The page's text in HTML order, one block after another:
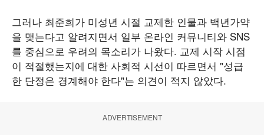
그러나 최준희가 미성년 시절 교제한 인물과 백년가약
을 맺는다고 알려지면서 일부 온라인 커뮤니티와 SNS
를 중심으로 우려의 목소리가 나왔다. 교제 시작 시점
이 적절했는지에 대한 사회적 시선이 따르면서 "성급
한 단정은 경계해야 한다"는 의견이 적지 않았다.
ADVERTISEMENT